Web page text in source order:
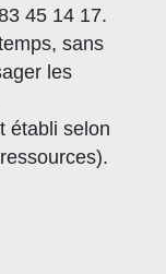
45 14 17.
sans
les
établi selon